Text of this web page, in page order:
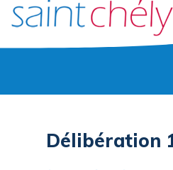
Délibération